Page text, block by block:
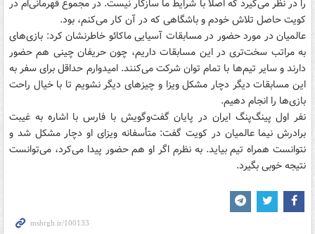
را در نظر می‌گیرد که اصلاً با شرایط ما سازگار نیست. در مجموع قهرمانی‌ام در
کویت حاصل تلاش خودم و باشگاهی که در آن کار می‌کنم، بود.
عالمیان در مورد حضور در مسابقات آسیایی ماکائو خاطرنشان کرد: بازی‌های
به مراتب سخت‌تری در این مسابقات داریم، چون حریفان چینی هم حضور
دارند و سایر تیم‌ها با تمام توان شرکت می‌کنند. امیدوارم حداقل برای سفر به
این مسابقات دیگر دچار مشکل ویزا و چیزهای دیگر نشویم تا با خیال راحت
بازی‌ها را انجام دهیم.
نفر اول پینگ‌پنگ ایران در پایان گفت‌وگویش با فارس با اشاره به غیبت
برادرش نیما عالمیان در کویت گفت: متأسفانه ویزای او دچار مشکل شد و
نتوانست همراه تیم بیاید. به نظرم اگر او هم حضور پیدا می‌کرد، می‌توانست
نتیجه خوبی بگیرد.